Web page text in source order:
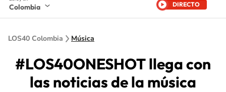
Colombia DIRECTO
LOS40 Colombia Música
#LOS40ONESHOT llega con
las noticias de la música